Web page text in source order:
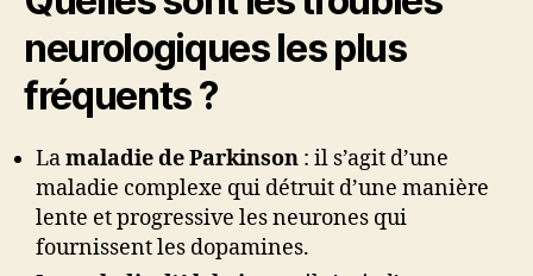
neurologiques les plus
fréquents ?
Lamaladie de Parkinson : il s’agit d’une
maladie complexe qui détruit d’une manière
lente et progressive les neurones qui
fournissent les dopamines.